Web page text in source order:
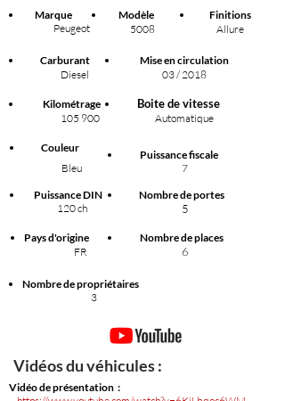
Marque
Modèle
Peugeot
5008
Finitions
Allure
Carburant
Diesel
Mise en circulation
03 / 2018
Kilométrage Boite de vitesse
105 900 Automatique
Couleur
Bleu
Puissance DIN
120 ch
Puissance fiscale
7
Nombre de portes
5
Nombre de places
Pays d'origine
FR
6
Nombre de propriétaires
3
Vidéos du véhicules :
Vidéo de présentation :